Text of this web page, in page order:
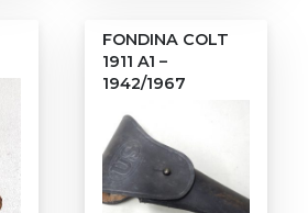
FONDINA COLT
1911 A1 –
1942/1967